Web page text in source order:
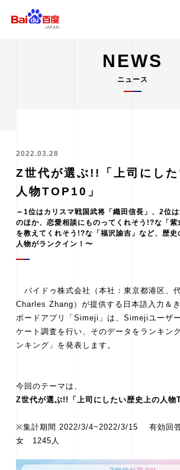
NEWS
ニュース
2022.03.28
Z世代が選ぶ!!「上司にした
人物TOP10」
～1位はカリスマ戦国武将「織田信長」、2位
のほか、恋愛相談にものってくれそう!?な「紫
を教えてくれそう!?な「福沢諭吉」など、歴史
人物がランクイン！〜
バイドゥ株式会社（本社：東京都港区、
Charles Zhang）が提供する日本語入力＆
ボードアプリ「Simeji」は、Simejiユーザ
ケート調査を行い、そのデータをランキン
ンキング」を発表します。
今回のテーマは、
Z世代が選ぶ!!「上司にしたい歴史上の人物
※集計期間 2022/3/4~2022/3/15 有効回
女 1245人